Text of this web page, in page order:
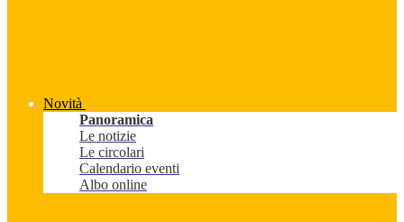
Novità
Panoramica
Le notizie
Le circolari
Calendario eventi
Albo online